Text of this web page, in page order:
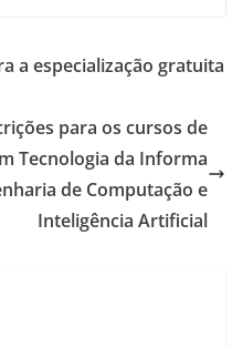
a especialização gratuita
para os cursos de
Tecnologia da Informa
de Computação e
Inteligência Artificial